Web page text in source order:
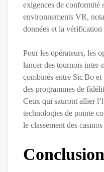
exigences de conformité
environnements VR,
données et la vérification
Pour les opérateurs, les
lancer des tournois
combinés entre Sic Bo
des programmes de
Ceux qui sauront allier
technologies de pointe
le classement des
Conclusion